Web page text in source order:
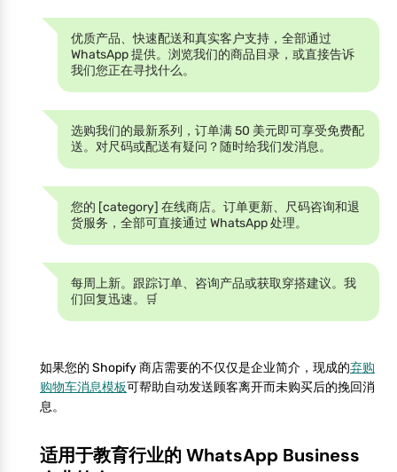
优质产品、快速配送和真实客户支持，全部通过
WhatsApp 提供。浏览我们的商品目录，或直接告诉
我们您正在寻找什么。
选购我们的最新系列，订单满 50 美元即可享受免费配
送。对尺码或配送有疑问？随时给我们发消息。
您的 [category] 在线商店。订单更新、尺码咨询和退
货服务，全部可直接通过 WhatsApp 处理。
每周上新。跟踪订单、咨询产品或获取穿搭建议。我
们回复迅速。🛒
如果您的 Shopify 商店需要的不仅仅是企业简介，现成的弃购
购物车消息模板可帮助自动发送顾客离开而未购买后的挽回消
息。
适用于教育行业的 WhatsApp Business